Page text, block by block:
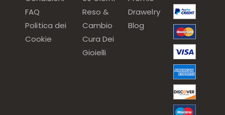
FAQ
Politica dei
Cookie
Reso &
Cambio
Cura Dei
Gioielli
Drawelry
Blog